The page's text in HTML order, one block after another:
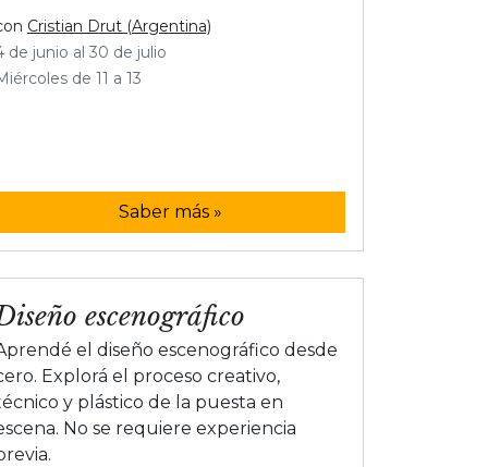
Cristian Drut (Argentina)
de junio al 30 de julio
de 11 a 13
Saber más »
escenográfico
el diseño escenográfico desde
Explorá el proceso creativo,
y plástico de la puesta en
No se requiere experiencia